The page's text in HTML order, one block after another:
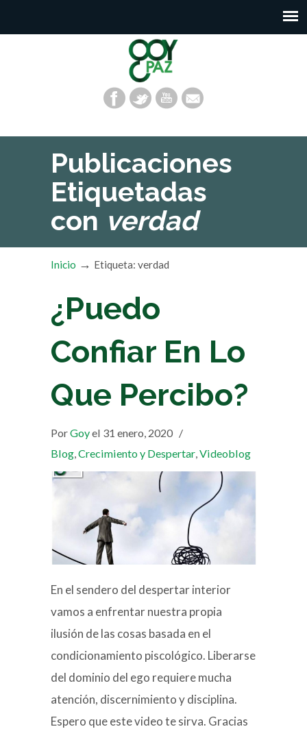
Publicaciones
Etiquetadas
con verdad
Inicio → Etiqueta: verdad
¿Puedo
Confiar En Lo
Que Percibo?
PorGoyel 31 enero, 2020 /
Blog,Crecimiento y Despertar,Videoblog
En el sendero del despertar interior
vamos a enfrentar nuestra propia
ilusión de las cosas basada en el
condicionamiento piscológico. Liberarse
del dominio del ego requiere mucha
atención, discernimiento y disciplina.
Espero que este video te sirva. Gracias